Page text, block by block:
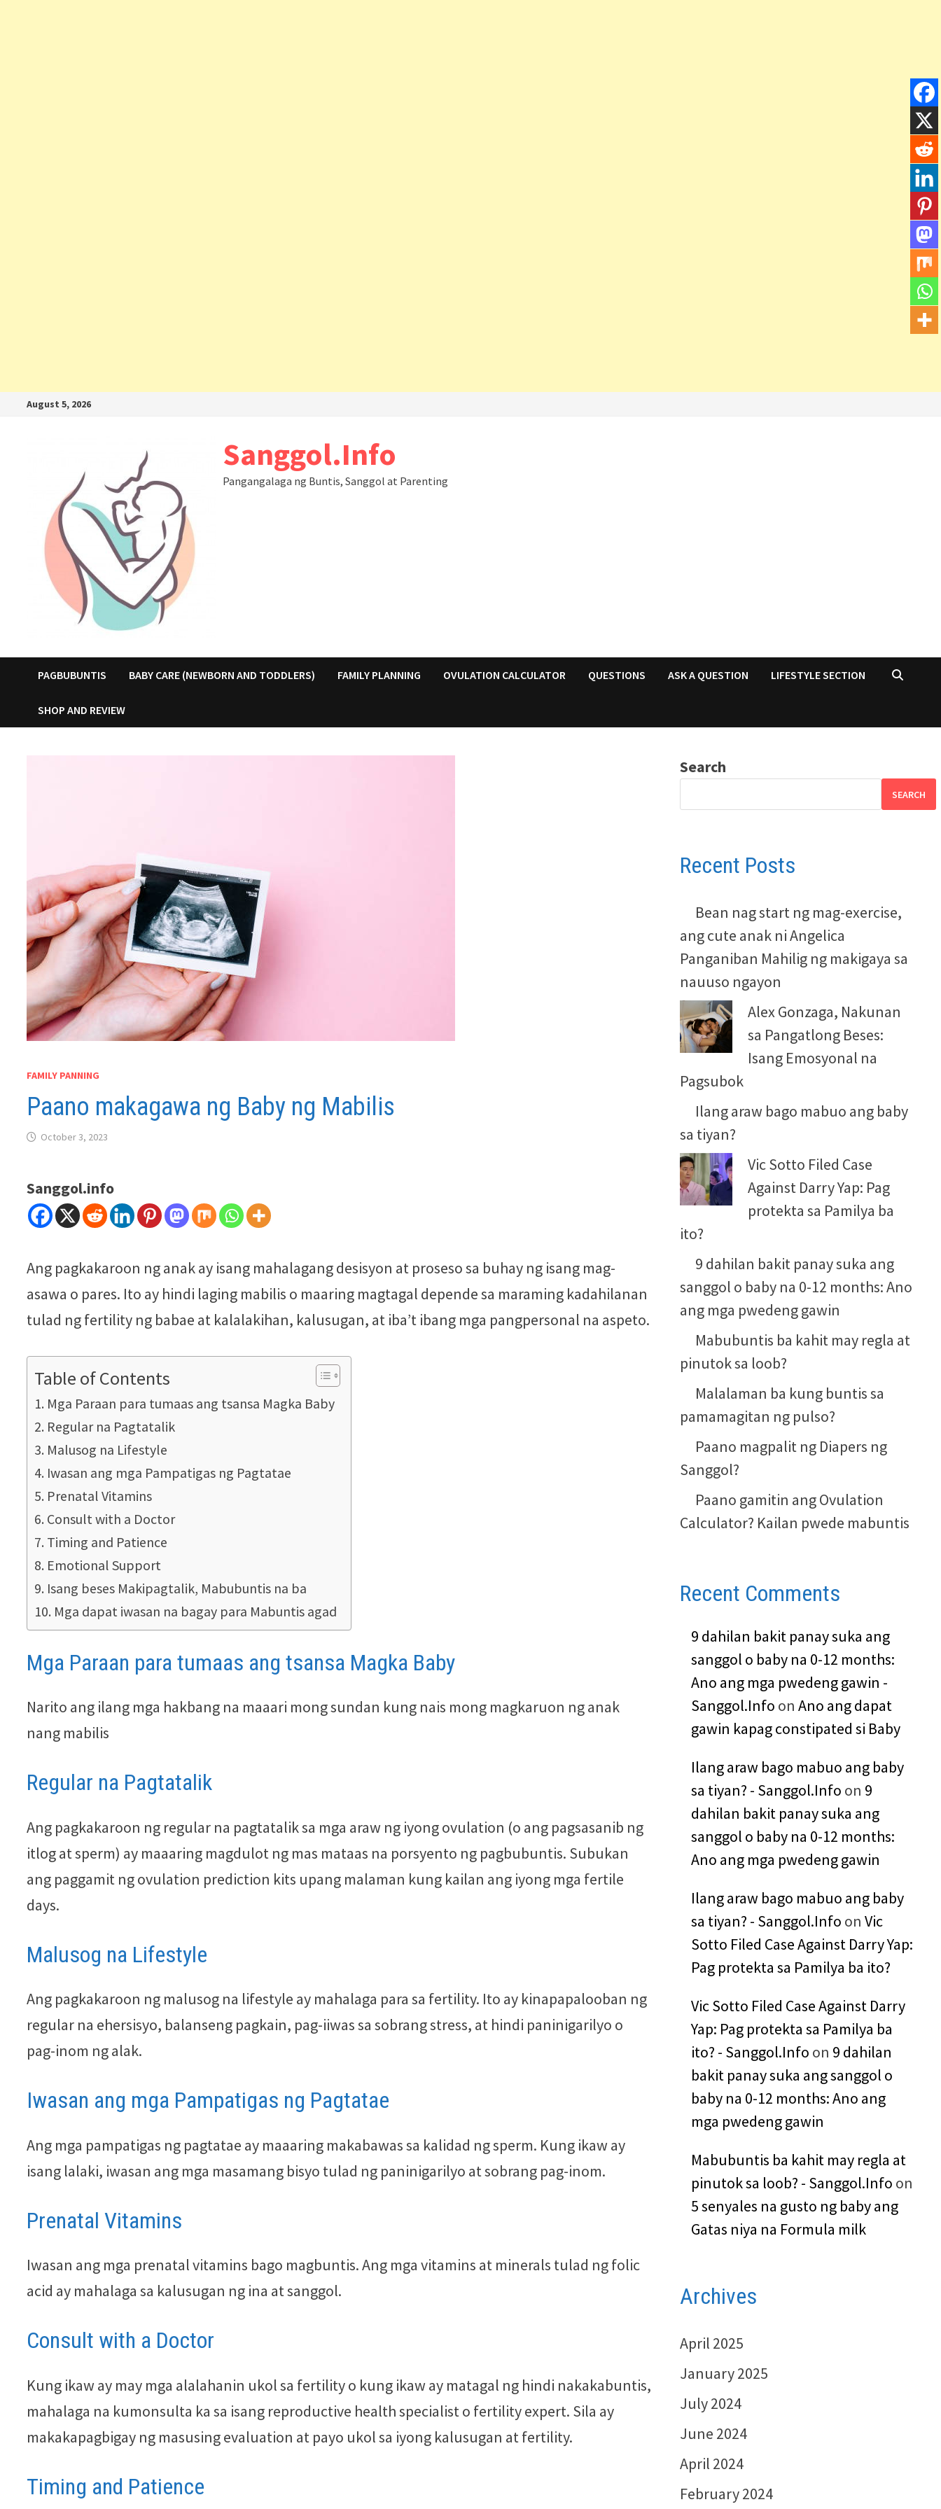
August 5, 2026
Sanggol.Info
Pangangalaga ng Buntis, Sanggol at Parenting
PAGBUBUNTIS BABY CARE (NEWBORN AND TODDLERS) FAMILY PLANNING OVULATION CALCULATOR QUESTIONS ASK A QUESTION LIFESTYLE SECTION
SHOP AND REVIEW
FAMILY PANNING
Paano makagawa ng Baby ng Mabilis
October 3, 2023
Sanggol.info
Ang pagkakaroon ng anak ay isang mahalagang desisyon at proseso sa buhay ng isang mag-
asawa o pares. Ito ay hindi laging mabilis o maaring magtagal depende sa maraming kadahilanan
tulad ng fertility ng babae at kalalakihan, kalusugan, at iba’t ibang mga pangpersonal na aspeto.
Table of Contents
Mga Paraan para tumaas ang tsansa Magka Baby
Regular na Pagtatalik
Malusog na Lifestyle
Iwasan ang mga Pampatigas ng Pagtatae
Prenatal Vitamins
Consult with a Doctor
Timing and Patience
Emotional Support
Isang beses Makipagtalik, Mabubuntis na ba
Mga dapat iwasan na bagay para Mabuntis agad
Mga Paraan para tumaas ang tsansa Magka Baby
Narito ang ilang mga hakbang na maaari mong sundan kung nais mong magkaruon ng anak
nang mabilis
Regular na Pagtatalik
Ang pagkakaroon ng regular na pagtatalik sa mga araw ng iyong ovulation (o ang pagsasanib ng
itlog at sperm) ay maaaring magdulot ng mas mataas na porsyento ng pagbubuntis. Subukan
ang paggamit ng ovulation prediction kits upang malaman kung kailan ang iyong mga fertile
days.
Malusog na Lifestyle
Ang pagkakaroon ng malusog na lifestyle ay mahalaga para sa fertility. Ito ay kinapapalooban ng
regular na ehersisyo, balanseng pagkain, pag-iiwas sa sobrang stress, at hindi paninigarilyo o
pag-inom ng alak.
Iwasan ang mga Pampatigas ng Pagtatae
Ang mga pampatigas ng pagtatae ay maaaring makabawas sa kalidad ng sperm. Kung ikaw ay
isang lalaki, iwasan ang mga masamang bisyo tulad ng paninigarilyo at sobrang pag-inom.
Prenatal Vitamins
Iwasan ang mga prenatal vitamins bago magbuntis. Ang mga vitamins at minerals tulad ng folic
acid ay mahalaga sa kalusugan ng ina at sanggol.
Consult with a Doctor
Kung ikaw ay may mga alalahanin ukol sa fertility o kung ikaw ay matagal ng hindi nakakabuntis,
mahalaga na kumonsulta ka sa isang reproductive health specialist o fertility expert. Sila ay
makakapagbigay ng masusing evaluation at payo ukol sa iyong kalusugan at fertility.
Timing and Patience
Search
SEARCH
Recent Posts
Bean nag start ng mag-exercise,
ang cute anak ni Angelica
Panganiban Mahilig ng makigaya sa
nauuso ngayon
Alex Gonzaga, Nakunan
sa Pangatlong Beses:
Isang Emosyonal na
Pagsubok
Ilang araw bago mabuo ang baby
sa tiyan?
Vic Sotto Filed Case
Against Darry Yap: Pag
protekta sa Pamilya ba
ito?
9 dahilan bakit panay suka ang
sanggol o baby na 0-12 months: Ano
ang mga pwedeng gawin
Mabubuntis ba kahit may regla at
pinutok sa loob?
Malalaman ba kung buntis sa
pamamagitan ng pulso?
Paano magpalit ng Diapers ng
Sanggol?
Paano gamitin ang Ovulation
Calculator? Kailan pwede mabuntis
Recent Comments
9 dahilan bakit panay suka ang
sanggol o baby na 0-12 months:
Ano ang mga pwedeng gawin -
Sanggol.Info on Ano ang dapat
gawin kapag constipated si Baby
Ilang araw bago mabuo ang baby
sa tiyan? - Sanggol.Info on 9
dahilan bakit panay suka ang
sanggol o baby na 0-12 months:
Ano ang mga pwedeng gawin
Ilang araw bago mabuo ang baby
sa tiyan? - Sanggol.Info on Vic
Sotto Filed Case Against Darry Yap:
Pag protekta sa Pamilya ba ito?
Vic Sotto Filed Case Against Darry
Yap: Pag protekta sa Pamilya ba
ito? - Sanggol.Info on 9 dahilan
bakit panay suka ang sanggol o
baby na 0-12 months: Ano ang
mga pwedeng gawin
Mabubuntis ba kahit may regla at
pinutok sa loob? - Sanggol.Info on
5 senyales na gusto ng baby ang
Gatas niya na Formula milk
Archives
April 2025
January 2025
July 2024
June 2024
April 2024
February 2024